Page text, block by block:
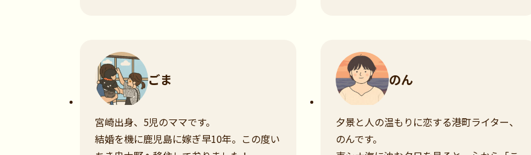
ごま
宮崎出身、5児のママです。
結婚を機に鹿児島に嫁ぎ早10年。この度い
のん
夕景と人の温もりに恋する港町ライター、
のんです。